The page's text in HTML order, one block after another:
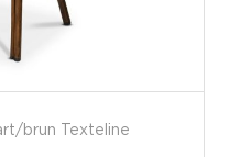
brun Texteline